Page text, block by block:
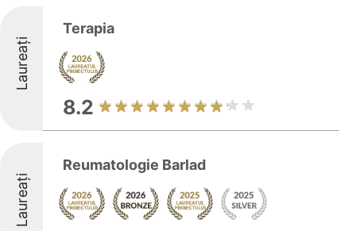
Laureați
Terapia
8.2
Laureați
Reumatologie Barlad